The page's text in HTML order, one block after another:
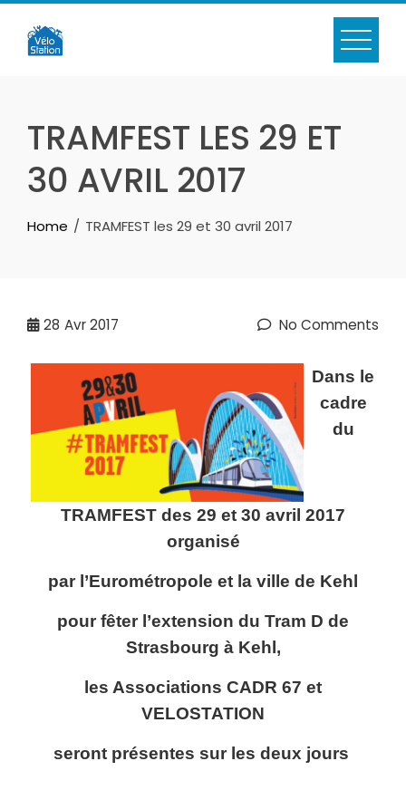
Skip
content
TRAMFEST LES 29 ET
30 AVRIL 2017
Home TRAMFEST les 29 et 30 avril 2017
28 Avr 2017 No Comments
Dans le
cadre
du
TRAMFEST des 29 et 30 avril 2017
organisé
par l’Eurométropole et la ville de Kehl
pour fêter l’extension du Tram D de
Strasbourg à Kehl,
les Associations CADR 67 et
VELOSTATION
seront présentes sur les deux jours